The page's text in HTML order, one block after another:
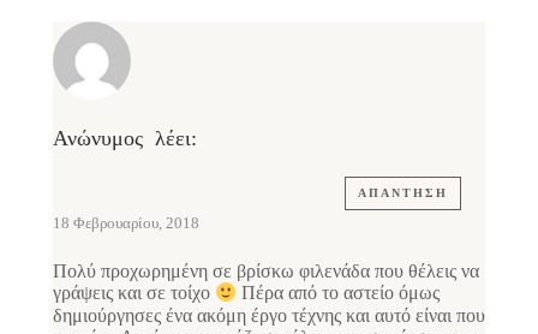
Ανώνυμος λέει:
ΑΠΆΝΤΗΣΗ
18 Φεβρουαρίου, 2018
Πολύ προχωρημένη σε βρίσκω φιλενάδα που θέλεις να
γράψεις και σε τοίχο
Πέρα από το αστείο όμως
δημιούργησες ένα ακόμη έργο τέχνης και αυτό είναι που